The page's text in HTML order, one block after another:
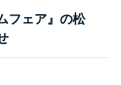
フェア』の松